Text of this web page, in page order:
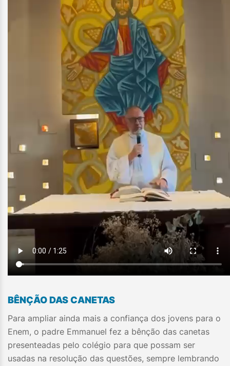
BÊNÇÃO DAS CANETAS
Para ampliar ainda mais a confiança dos jovens para o
Enem, o padre Emmanuel fez a bênção das canetas
presenteadas pelo colégio para que possam ser
usadas na resolução das questões, sempre lembrando